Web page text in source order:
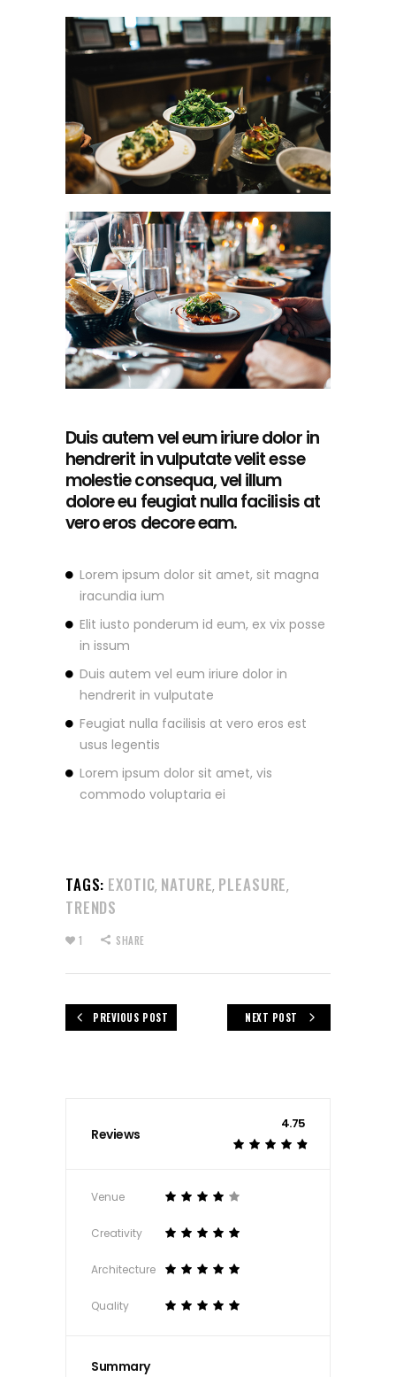
Duis autem vel eum iriure dolor in
hendrerit in vulputate velit esse
molestie consequa, vel illum
dolore eu feugiat nulla facilisis at
vero eros decore eam.
Lorem ipsum dolor sit amet, sit magna
iracundia ium
Elit iusto ponderum id eum, ex vix posse
in issum
Duis autem vel eum iriure dolor in
hendrerit in vulputate
Feugiat nulla facilisis at vero eros est
usus legentis
Lorem ipsum dolor sit amet, vis
commodo voluptaria ei
TAGS: EXOTIC, NATURE, PLEASURE,
TRENDS
1 SHARE
PREVIOUS POST NEXT POST
Reviews
4.75
Venue
Creativity
Architecture
Quality
Summary